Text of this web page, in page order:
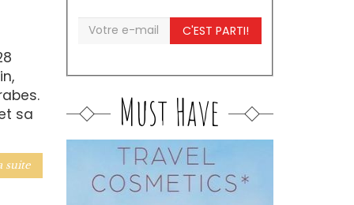
sa
suite
C'EST PARTI!
Must Have